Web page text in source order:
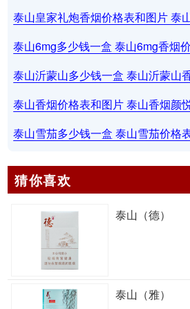
泰山皇家礼炮香烟价格表和图片 泰
泰山6mg多少钱一盒 泰山6mg香烟
泰山沂蒙山多少钱一盒 泰山沂蒙山
泰山香烟价格表和图片 泰山香烟颜
泰山雪茄多少钱一盒 泰山雪茄价格
猜你喜欢
泰山（德）
泰山（雅）